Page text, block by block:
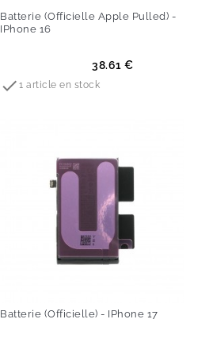
Batterie (Officielle Apple Pulled) -
IPhone 16
38.61 €
 1 article en stock
Batterie (Officielle) - IPhone 17